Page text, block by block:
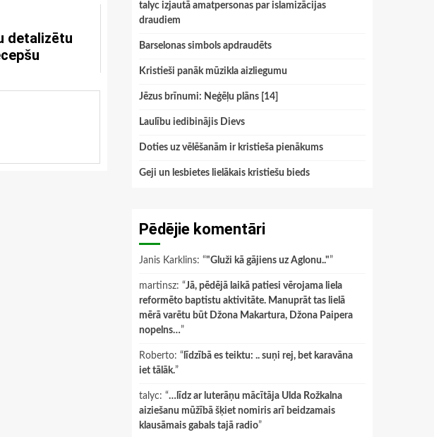
detalizētu
talyc izjautā amatpersonas par islamizācijas
draudiem
Barselonas simbols apdraudēts
Kristieši panāk mūzikla aizliegumu
Jēzus brīnumi: Neģēļu plāns [14]
Laulību iedibinājis Dievs
Doties uz vēlēšanām ir kristieša pienākums
Geji un lesbietes lielākais kristiešu bieds
Pēdējie komentāri
Janis Karklins: “"Gluži kā gājiens uz Aglonu.."”
martinsz: “Jā, pēdējā laikā patiesi vērojama liela
reformēto baptistu aktivitāte. Manuprāt tas lielā
mērā varētu būt Džona Makartura, Džona Paipera
nopelns…”
Roberto: “ līdzībā es teiktu: .. suņi rej, bet karavāna
iet tālāk.”
talyc: “…līdz ar luterāņu mācītāja Ulda Rožkalna
aiziešanu mūžībā šķiet nomiris arī beidzamais
klausāmais gabals tajā radio”